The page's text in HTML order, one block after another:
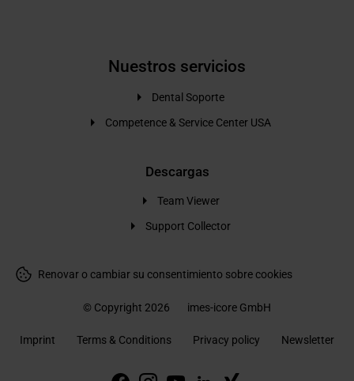
Nuestros servicios
Dental Soporte
Competence & Service Center USA
Descargas
Team Viewer
Support Collector
Renovar o cambiar su consentimiento sobre cookies
© Copyright 2026 imes-icore GmbH
Imprint Terms & Conditions Privacy policy Newsletter